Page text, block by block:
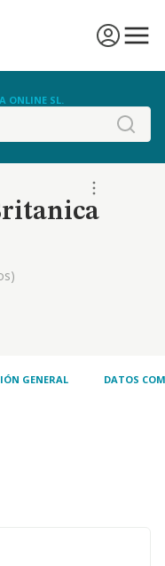
ONLINE SL.
GENERAL DATOS